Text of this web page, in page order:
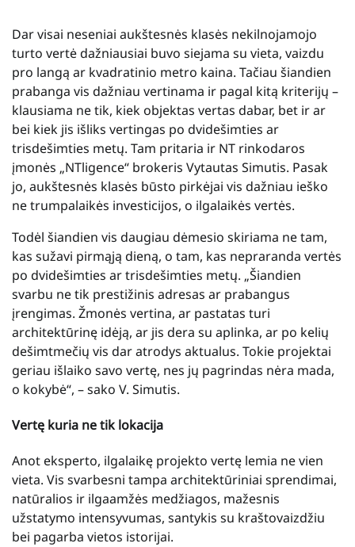
Dar visai neseniai aukštesnės klasės nekilnojamojo
turto vertė dažniausiai buvo siejama su vieta, vaizdu
pro langą ar kvadratinio metro kaina. Tačiau šiandien
prabanga vis dažniau vertinama ir pagal kitą kriterijų –
klausiama ne tik, kiek objektas vertas dabar, bet ir ar
bei kiek jis išliks vertingas po dvidešimties ar
trisdešimties metų. Tam pritaria ir NT rinkodaros
įmonės „NTligence“ brokeris Vytautas Simutis. Pasak
jo, aukštesnės klasės būsto pirkėjai vis dažniau ieško
ne trumpalaikės investicijos, o ilgalaikės vertės.
Todėl šiandien vis daugiau dėmesio skiriama ne tam,
kas sužavi pirmąją dieną, o tam, kas nepraranda vertės
po dvidešimties ar trisdešimties metų. „Šiandien
svarbu ne tik prestižinis adresas ar prabangus
įrengimas. Žmonės vertina, ar pastatas turi
architektūrinę idėją, ar jis dera su aplinka, ar po kelių
dešimtmečių vis dar atrodys aktualus. Tokie projektai
geriau išlaiko savo vertę, nes jų pagrindas nėra mada,
o kokybė“, – sako V. Simutis.
Vertę kuria ne tik lokacija
Anot eksperto, ilgalaikę projekto vertę lemia ne vien
vieta. Vis svarbesni tampa architektūriniai sprendimai,
natūralios ir ilgaamžės medžiagos, mažesnis
užstatymo intensyvumas, santykis su kraštovaizdžiu
bei pagarba vietos istorijai.